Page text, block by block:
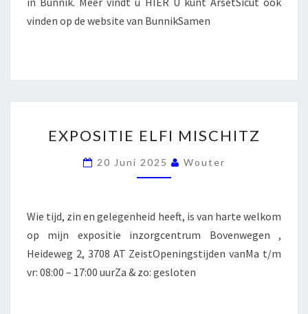
vinden op de website van BunnikSamen
ELFI
MISCHITZ
EXPOSITIE ELFI MISCHITZ
20 Juni 2025 Wouter
Wie tijd, zin en gelegenheid heeft, is van harte welkom
op mijn expositie inzorgcentrum Bovenwegen ,
Heideweg 2, 3708 AT ZeistOpeningstijden vanMa t/m
vr: 08:00 – 17:00 uurZa & zo: gesloten